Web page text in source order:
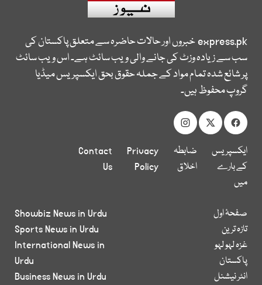
express.pkخبروں اور حالات حاضرہ سے متعلق پاکستان کی
سب سے زیادہ وزٹ کی جانے والی ویب سائٹ ہے۔ اس ویب سائٹ
پر شائع شدہ تمام مواد کے جملہ حقوق بحق ایکسپریس میڈیا
گروپ محفوظ ہیں۔
ایکسپریس
کے بارے
میں
ضابطہ
اخلاق
Privacy
Policy
Contact
Us
صفحۂ اول
تازہ ترین
غزہ لہو لہو
پاکستان
انٹر نیشنل
Showbiz News in Urdu
Sports News in Urdu
International News in
Urdu
Business News in Urdu